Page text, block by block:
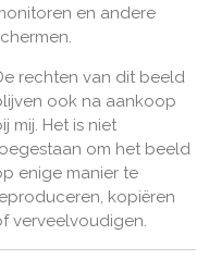
en andere
rechten van dit beeld
ook na aankoop
mij. Het is niet
om het beeld
enige manier te
kopiëren
verveelvoudigen.